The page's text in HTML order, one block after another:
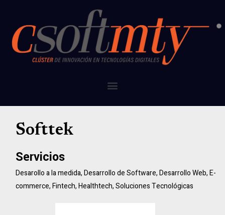
Softtek
Servicios
Desarollo a la medida,Desarrollo de Software,Desarrollo Web,E-
commerce,Fintech,Healthtech,Soluciones Tecnológicas